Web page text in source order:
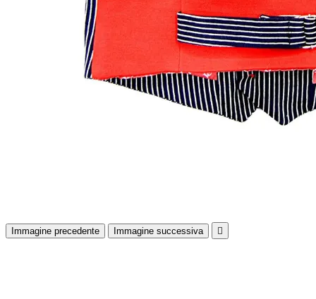
Immagine precedente Immagine successiva 